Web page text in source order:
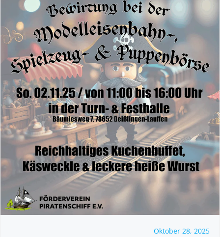
Oktober 28, 2025